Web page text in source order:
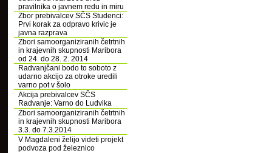
pravilnika o javnem redu in miru
Zbor prebivalcev SČS Studenci:
Prvi korak za odpravo krivic je
javna razprava
Zbori samoorganiziranih četrtnih
in krajevnih skupnosti Maribora
od 24. do 28. 2. 2014
Radvanjčani bodo to soboto z
udarno akcijo za otroke uredili
varno pot v šolo
Akcija prebivalcev SČS
Radvanje: Varno do Ludvika
Zbori samoorganiziranih četrtnih
in krajevnih skupnosti Maribora
3.3. do 7.3.2014
V Magdaleni želijo videti projekt
podvoza pod železnico